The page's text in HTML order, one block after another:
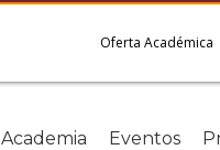
Oferta Académica
Academia Eventos